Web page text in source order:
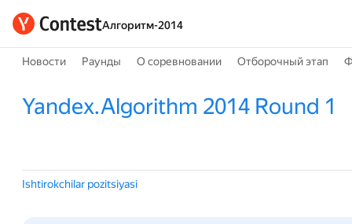
Алгоритм-2014
Новости Раунды О соревновании Отборочный этап
Yandex.Algorithm 2014 Round 1
Ishtirokchilar pozitsiyasi